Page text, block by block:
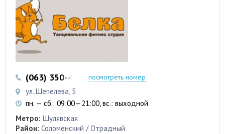
(063) 350-45-99посмотреть номер
ул. Шепелева, 5
пн. — сб.: 09:00—21:00, вс.: выходной
Метро: Шулявская
Район: Соломенский / Отрадный